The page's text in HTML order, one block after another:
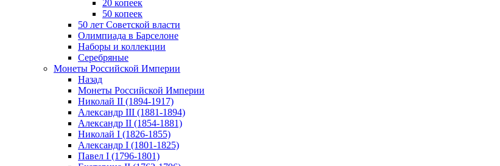
20 копеек
50 копеек
50 лет Советской власти
Олимпиада в Барселоне
Наборы и коллекции
Серебряные
Монеты Российской Империи
Назад
Монеты Российской Империи
Николай II (1894-1917)
Александр III (1881-1894)
Александр II (1854-1881)
Николай I (1826-1855)
Александр I (1801-1825)
Павел I (1796-1801)